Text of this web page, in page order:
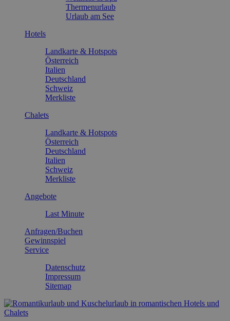
Thermenurlaub
Urlaub am See
Hotels
Landkarte & Hotspots
Österreich
Italien
Deutschland
Schweiz
Merkliste
Chalets
Landkarte & Hotspots
Österreich
Deutschland
Italien
Schweiz
Merkliste
Angebote
Last Minute
Anfragen/Buchen
Gewinnspiel
Service
Datenschutz
Impressum
Sitemap